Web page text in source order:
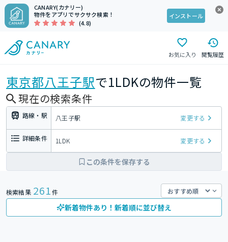
CANARY(カナリー)
物件をアプリでサクサク検索！
(4.8)
インストール
お気に入り 閲覧履歴
東京都八王子駅で1LDKの物件一覧
現在の検索条件
路線・駅 八王子駅 変更する
詳細条件 1LDK 変更する
この条件を保存する
検索結果 261件
新着物件あり！新着順に並び替え